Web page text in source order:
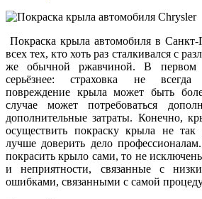
Покраска крыла автомобиля в Санкт-
всех тех, кто хоть раз сталкивался с
же обычной ржавчиной. В первом
серьёзнее: страховка не
повреждение крыла может быть
случае может потребоваться
дополнительные затраты. Конечно,
осуществить покраску крыла не
лучше доверить дело
покрасить крыло сами, то не
и неприятности, связанные с
ошибками, связанными с самой